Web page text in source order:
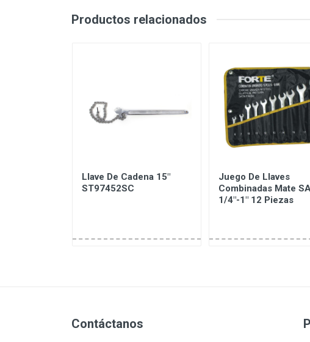
Productos relacionados
Llave De Cadena 15"
ST97452SC
Juego De Llaves
Combinadas Mate
1/4"-1" 12 Piezas
Contáctanos